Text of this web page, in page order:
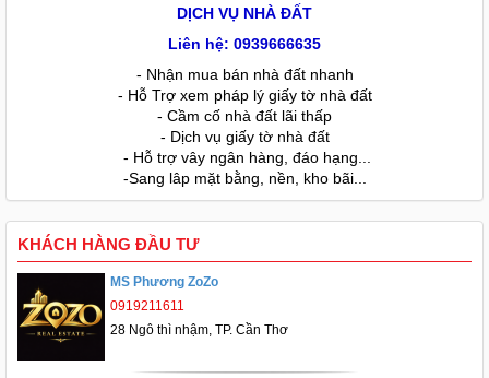
DỊCH VỤ NHÀ ĐẤT
Liên hệ: 0939666635
- Nhận mua bán nhà đất nhanh
- Hỗ Trợ xem pháp lý giấy tờ nhà đất
- Cầm cố nhà đất lãi thấp
- Dịch vụ giấy tờ nhà đất
- Hỗ trợ vây ngân hàng, đáo hạng...
-Sang lâp mặt bằng, nền, kho bãi...
KHÁCH HÀNG ĐẦU TƯ
MS Phương ZoZo
0919211611
28 Ngô thì nhậm, TP. Cần Thơ